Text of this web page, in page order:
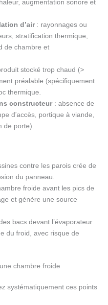
augmentation sonore et
d’air: rayonnages ou
stratification thermique,
de chambre et
stocké trop chaud (>
préalable (spécifiquement
thermique.
constructeur: absence de
d’accès, portique à viande,
de porte).
contre les parois crée de
du panneau.
froide avant les pics de
et génère une source
bacs devant l’évaporateur
du froid, avec risque de
chambre froide
systématiquement ces points